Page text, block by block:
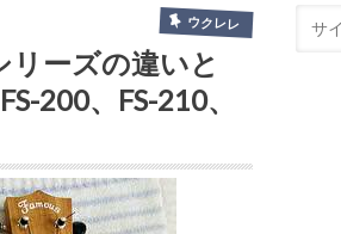
ウクレレ
リーズの違いと
200、FS-210、